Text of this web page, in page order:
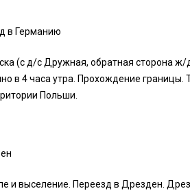
в Германию
(с д/с Дружная, обратная сторона ж/
в 4 часа утра. Прохождение границы.
Польши.
и выселение. Переезд в Дрезден.